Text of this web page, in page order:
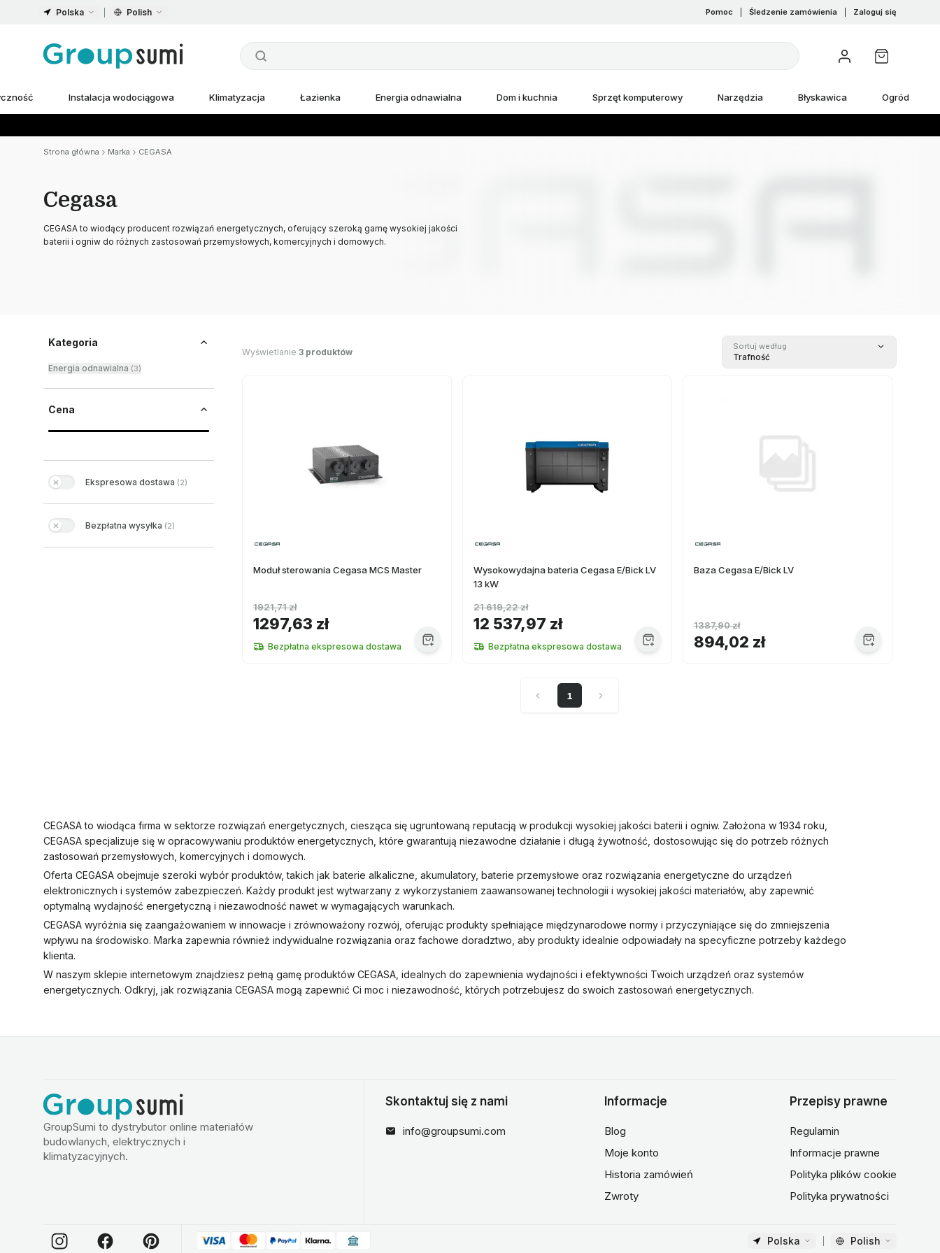
Polska Polish Pomoc Śledzenie zamówienia Zaloguj się
Instalacja wodociągowa Klimatyzacja Łazienka Energia odnawialna Dom i kuchnia Sprzęt komputerowy Narzędzia Błyskawica Ogród
Strona główna Marka CEGASA
Cegasa
CEGASA to wiodący producent rozwiązań energetycznych, oferujący szeroką gamę wysokiej jakości
baterii i ogniw do różnych zastosowań przemysłowych, komercyjnych i domowych.
Kategoria
Energia odnawialna (3)
Cena
Ekspresowa dostawa (2)
Bezpłatna wysyłka (2)
Wyświetlanie 3 produktów
Sortuj według
Trafność
Moduł sterowania Cegasa MCS Master
1297,63 zł
1921,71 zł
Bezpłatna ekspresowa dostawa
Wysokowydajna bateria Cegasa E/Bick LV
13 kW
12 537,97 zł
21 619,22 zł
Bezpłatna ekspresowa dostawa
Baza Cegasa E/Bick LV
894,02 zł
1387,90 zł
1
CEGASA to wiodąca firma w sektorze rozwiązań energetycznych, ciesząca się ugruntowaną reputacją w produkcji wysokiej jakości baterii i ogniw. Założona w 1934 roku,
CEGASA specjalizuje się w opracowywaniu produktów energetycznych, które gwarantują niezawodne działanie i długą żywotność, dostosowując się do potrzeb różnych
zastosowań przemysłowych, komercyjnych i domowych.
Oferta CEGASA obejmuje szeroki wybór produktów, takich jak baterie alkaliczne, akumulatory, baterie przemysłowe oraz rozwiązania energetyczne do urządzeń
elektronicznych i systemów zabezpieczeń. Każdy produkt jest wytwarzany z wykorzystaniem zaawansowanej technologii i wysokiej jakości materiałów, aby zapewnić
optymalną wydajność energetyczną i niezawodność nawet w wymagających warunkach.
CEGASA wyróżnia się zaangażowaniem w innowacje i zrównoważony rozwój, oferując produkty spełniające międzynarodowe normy i przyczyniające się do zmniejszenia
wpływu na środowisko. Marka zapewnia również indywidualne rozwiązania oraz fachowe doradztwo, aby produkty idealnie odpowiadały na specyficzne potrzeby każdego
klienta.
W naszym sklepie internetowym znajdziesz pełną gamę produktów CEGASA, idealnych do zapewnienia wydajności i efektywności Twoich urządzeń oraz systemów
energetycznych. Odkryj, jak rozwiązania CEGASA mogą zapewnić Ci moc i niezawodność, których potrzebujesz do swoich zastosowań energetycznych.
GroupSumi to dystrybutor online materiałów
budowlanych, elektrycznych i
klimatyzacyjnych.
Skontaktuj się z nami
info@groupsumi.com
Informacje
Blog
Moje konto
Historia zamówień
Zwroty
Przepisy prawne
Regulamin
Informacje prawne
Polityka plików cookie
Polityka prywatności
Polska Polish